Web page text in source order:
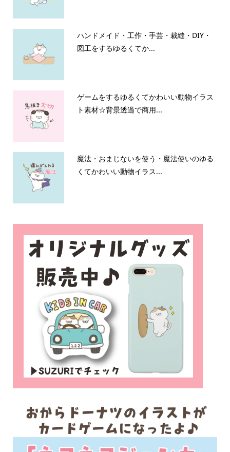
ハンドメイド・工作・手芸・裁縫・DIY・
図工をするゆるくてか...
ゲームをするゆるくてかわいい動物イラス
ト素材☆背景透過で商用...
魔法・おまじないを使う・魔法使いのゆる
くてかわいい動物イラス...